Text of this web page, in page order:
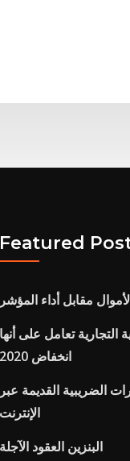
Featured
مقابل أداء المؤشر
التجارية تعامل على أنها
انخفاض 2020
الضريبية القديمة عبر
الإنترنت
البنزين العقود الآجلة